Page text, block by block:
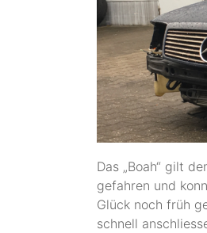
Das „Boah“ gilt
gefahren und
Glück noch früh
schnell